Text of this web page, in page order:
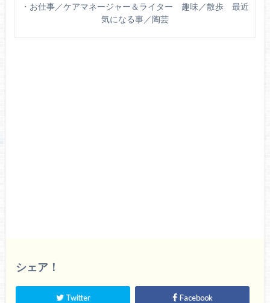
・お仕事／ケアマネージャー＆ライター 趣味／散歩 最近
気になる事／陶芸
シェア！
Twitter Facebook